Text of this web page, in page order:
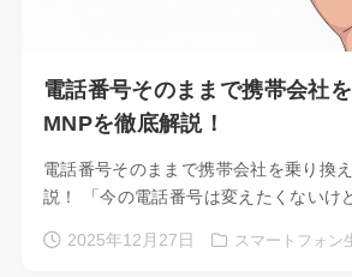
電話番号そのままで携帯会社を
MNPを徹底解説！
電話番号そのままで携帯会社を乗り換
説！ 「今の電話番号は変えたくないけ
2025年12月27日 スマートフォン